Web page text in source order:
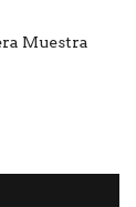
Muestra